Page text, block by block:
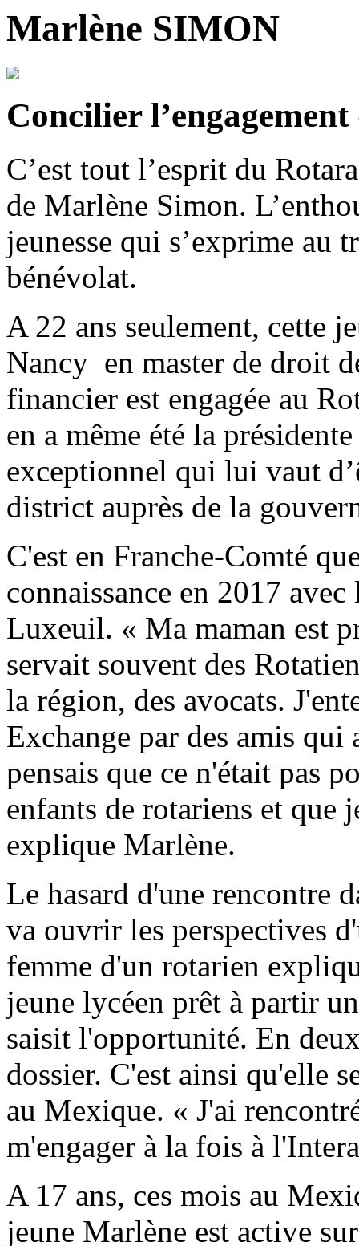
Marlène SIMON
Concilier
C’est tout l’esprit du
de Marlène Simon.
jeunesse qui s’exprime au
bénévolat.
A 22 ans seulement, cette
Nancy en master de droit
financier est engagée au
en a même été la
exceptionnel qui lui vaut
district auprès de la
C'est en Franche-Comté
connaissance en 2017
Luxeuil. « Ma maman est
servait souvent des
la région, des avocats.
Exchange par des amis qui
pensais que ce n'était pas
enfants de rotariens et que
explique Marlène.
Le hasard d'une rencontre
va ouvrir les perspectives
femme d'un rotarien
jeune lycéen prêt à partir
saisit l'opportunité. En
dossier. C'est ainsi qu'elle
au Mexique. « J'ai
m'engager à la fois à
A 17 ans, ces mois au
jeune Marlène est active